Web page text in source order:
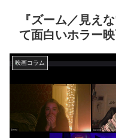
『ズーム／見え
て面白いホラー
映画コラム